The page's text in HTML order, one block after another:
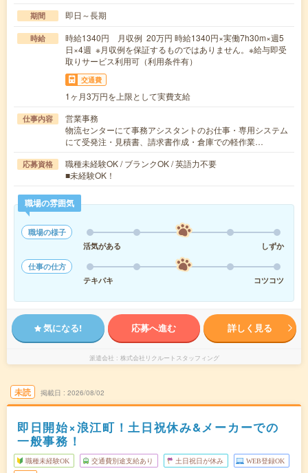
期間 即日～長期
時給
時給1340円 月収例 20万円 時給1340円×実働7h30m×週5
日×4週 ※月収例を保証するものではありません。※給与即受
取りサービス利用可（利用条件有）
交通費
1ヶ月3万円を上限として実費支給
仕事内容
営業事務
物流センターにて事務アシスタントのお仕事・専用システム
にて受発注・見積書、請求書作成・倉庫での軽作業…
応募資格
職種未経験OK / ブランクOK / 英語力不要
■未経験OK！
職場の雰囲気
職場の様子
活気がある
しずか
仕事の仕方
テキパキ
コツコツ
気になる! 応募へ進む 詳しく見る
派遣会社 株式会社リクルートスタッフィング
未読 掲載日 2026/08/02
即日開始×浪江町！土日祝休み&メーカーでの
一般事務！
職種未経験OK 交通費別途支給あり 土日祝日が休み WEB登録OK